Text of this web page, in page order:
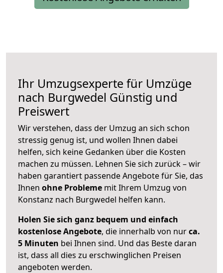
Ihr Umzugsexperte für Umzüge
nach Burgwedel Günstig und
Preiswert
Wir verstehen, dass der Umzug an sich schon
stressig genug ist, und wollen Ihnen dabei
helfen, sich keine Gedanken über die Kosten
machen zu müssen. Lehnen Sie sich zurück – wir
haben garantiert passende Angebote für Sie, das
Ihnen ohne Probleme mit Ihrem Umzug von
Konstanz nach Burgwedel helfen kann.
Holen Sie sich ganz bequem und einfach
kostenlose Angebote, die innerhalb von nurca.
5 Minuten bei Ihnen sind. Und das Beste daran
ist, dass all dies zu erschwinglichen Preisen
angeboten werden.